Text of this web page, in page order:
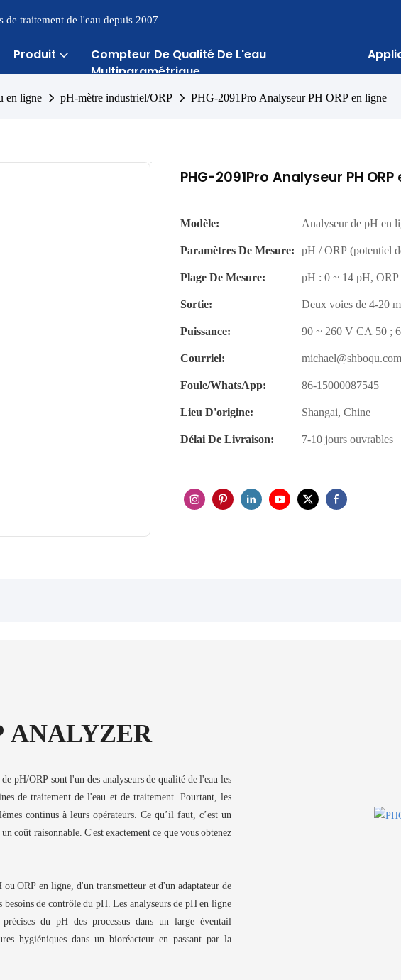
de traitement de l'eau depuis 2007
Produit
Compteur De Qualité De L'eau
Multiparamétrique
en ligne pH-mètre industriel/ORP PHG-2091Pro Analyseur PH ORP en ligne
PHG-2091Pro Analyseur PH
Modèle:
Analyseur de pH en
Paramètres De Mesure: pH / ORP (potentiel
Plage De Mesure:
pH : 0 ~ 14 pH,
Sortie:
Deux voies de 4-20
Puissance:
90 ~ 260 V CA 50 ;
Courriel:
michael@shboqu.com
Foule/WhatsApp:
86-15000087545
Lieu D'origine:
Shangai, Chine
Délai De Livraison:
7-10 jours ouvrables
ANALYZER
pH/ORP sont l'un des analyseurs de qualité de l'eau les
de traitement de l'eau et de traitement. Pourtant, les
continus à leurs opérateurs. Ce qu’il faut, c’est un
coût raisonnable. C'est exactement ce que vous obtenez
ORP en ligne, d'un transmetteur et d'un adaptateur de
de contrôle du pH. Les analyseurs de pH en ligne
du pH des processus dans un large éventail
hygiéniques dans un bioréacteur en passant par la